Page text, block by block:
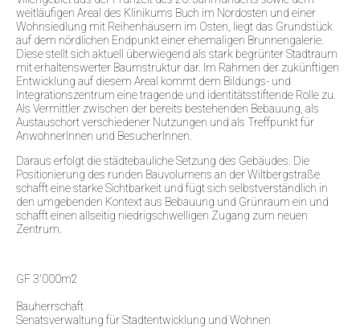
weitläufigen Areal des Klinikums Buch im Nordosten und einer
Wohnsiedlung mit Reihenhäusern im Osten, liegt das Grundstück
auf dem nördlichen Endpunkt einer ehemaligen Brunnengalerie.
Diese stellt sich aktuell überwiegend als stark begrünter Stadtraum
mit erhaltenswerter Baumstruktur dar. Im Rahmen der zukünftigen
Entwicklung auf diesem Areal kommt dem Bildungs- und
Integrationszentrum eine tragende und identitätsstiftende Rolle zu.
Als Vermittler zwischen der bereits bestehenden Bebauung, als
Austauschort verschiedener Nutzungen und als Treffpunkt für
AnwohnerInnen und BesucherInnen.
Daraus erfolgt die städtebauliche Setzung des Gebäudes. Die
Positionierung des runden Bauvolumens an der Wiltbergstraße
schafft eine starke Sichtbarkeit und fügt sich selbstverständlich in
den umgebenden Kontext aus Bebauung und Grünraum ein und
schafft einen allseitig niedrigschwelligen Zugang zum neuen
Zentrum.
GF 3'000m2
Bauherrschaft
Senatsverwaltung für Stadtentwicklung und Wohnen